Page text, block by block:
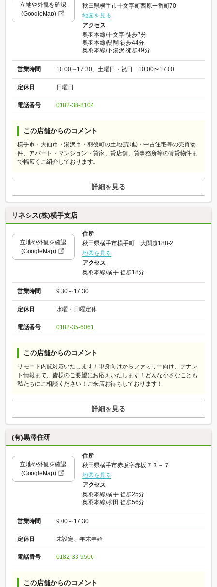
立地や外観を確認
(GoogleMap)
秋田県横手市十文字町西原一番町70
地図を見る
アクセス
奥羽本線/十文字 徒歩7分
奥羽本線/醍醐 徒歩44分
奥羽本線/下湯沢 徒歩49分
営業時間 10:00～17:30、土曜日・祝日 10:00〜17:00
定休日 日曜日
電話番号 0182-38-8104
この店舗からのコメント
横手市・大仙市・湯沢市・羽後町の土地(売地)・中古住宅等の売買物
件、アパート・マンション・貸家、貸店舗、貸事務所等の賃貸物件ま
で幅広くご紹介しております。
詳細を見る
リネシス(株)横手支店
立地や外観を確認
(GoogleMap)
住所
秋田県横手市横手町 大関越188-2
地図を見る
アクセス
奥羽本線/横手 徒歩18分
営業時間 9:30～17:30
定休日 水曜・日曜定休
電話番号 0182-35-6061
この店舗からのコメント
リモート内覧対応いたします！単身向けからファミリー向け、テナン
ト情報まで、皆様のご要望にお応えいたします！どんな小さなことも
私たちにご相談ください！ご来店お待ちしております！
詳細を見る
(有)黒澤住研
立地や外観を確認
(GoogleMap)
住所
秋田県横手市赤坂字赤坂７３－７
地図を見る
アクセス
奥羽本線/横手 徒歩25分
奥羽本線/柳田 徒歩56分
営業時間 9:00～17:30
定休日 未設定、年末年始
電話番号 0182-33-9506
この店舗からのコメント